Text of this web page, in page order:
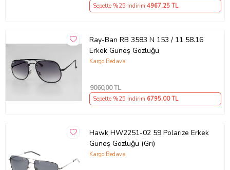
Sepette %25 İndirim 4967,25 TL
Ray-Ban RB 3583 N 153 / 11 58.16
Erkek Güneş Gözlüğü
Kargo Bedava
9060,00 TL
Sepette %25 İndirim 6795,00 TL
Hawk HW2251-02 59 Polarize Erkek
Güneş Gözlüğü (Gri)
Kargo Bedava